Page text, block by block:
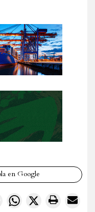
en Google
LinkedInWhatsApp
X